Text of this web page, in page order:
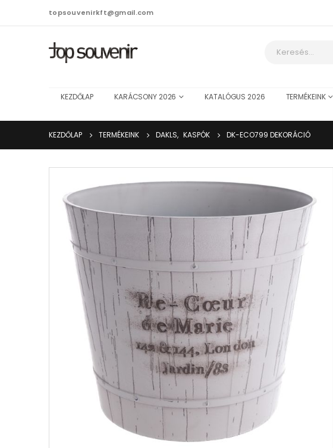
topsouvenirkft@gmail.com
KEZDŐLAP KARÁCSONY 2026 KATALÓGUS 2026 TERMÉKEINK
KEZDŐLAP TERMÉKEINK DAKLS, KASPÓK DK-ECO799 DEKORÁCIÓ